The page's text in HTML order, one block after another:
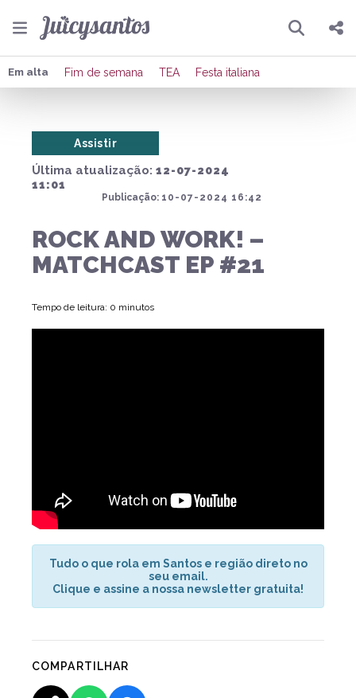
Pesquisar
Compartilhar
Em alta Fim de semana TEA Festa italiana
Última atualização: 12-07-2024
11:01
Publicação: 10-07-2024 16:42
Assistir
ROCK AND WORK! –
MATCHCAST EP #21
Tempo de leitura: 0 minutos
Tudo o que rola em Santos e região direto no
seu email.
Clique e assine a nossa newsletter gratuita!
COMPARTILHAR